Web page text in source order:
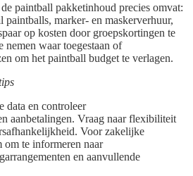
paintball pakketinhoud precies omvat:
paintballs, marker- en maskerverhuur,
op kosten door groepskortingen te
nemen waar toegestaan of
om het paintball budget te verlagen.
data en controleer
aanbetalingen. Vraag naar flexibiliteit
Voor zakelijke
om te informeren naar
en aanvullende